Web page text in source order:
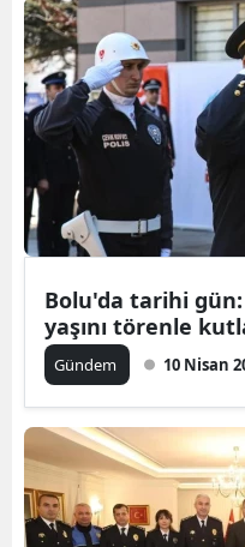
Bolu'da tarihi gün:
yaşını törenle
Gündem 10 Nisan